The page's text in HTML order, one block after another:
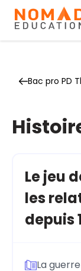
Bac pro PD
Le jeu
les
depuis
La